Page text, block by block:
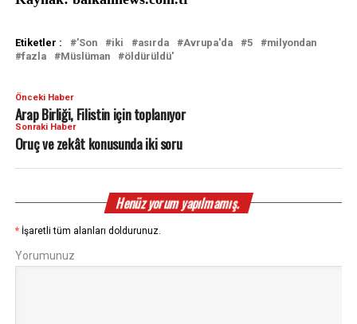
Etiketler : 'Son iki asırda Avrupa'da 5
milyondan
fazla
Müslüman öldürüldü'
Önceki Haber
Arap Birliği, Filistin için toplanıyor
Sonraki Haber
Oruç ve zekât konusunda iki soru
Henüz yorum yapılmamış.
* İşaretli tüm alanları doldurunuz.
Yorumunuz